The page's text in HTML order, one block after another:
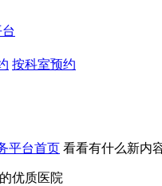
按科室预约
平台首页 看看有什么新内
优质医院